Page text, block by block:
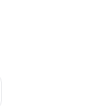
prochain août 14 -